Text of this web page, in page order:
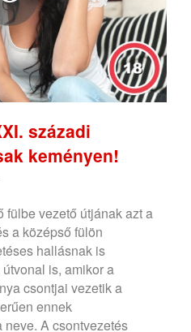
századi
keményen!
fülbe vezető útjának azt a
a középső fülön
hallásnak is
is, amikor a
csontjai vezetik a
ennek
A csontvezetés